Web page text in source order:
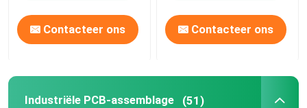
Contacteer ons Contacteer ons
Industriële PCB-assemblage (51)